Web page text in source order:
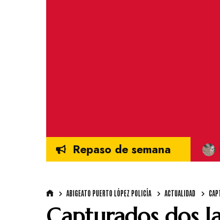
Repaso de semana
ABIGEATO PUERTO LÓPEZ POLICÍA ACTUALIDAD